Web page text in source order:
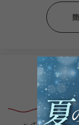
カタ